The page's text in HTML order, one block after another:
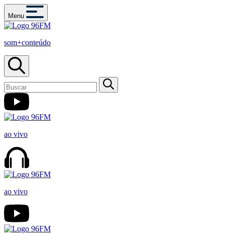
Menu
som+conteúdo
ao vivo
ao vivo